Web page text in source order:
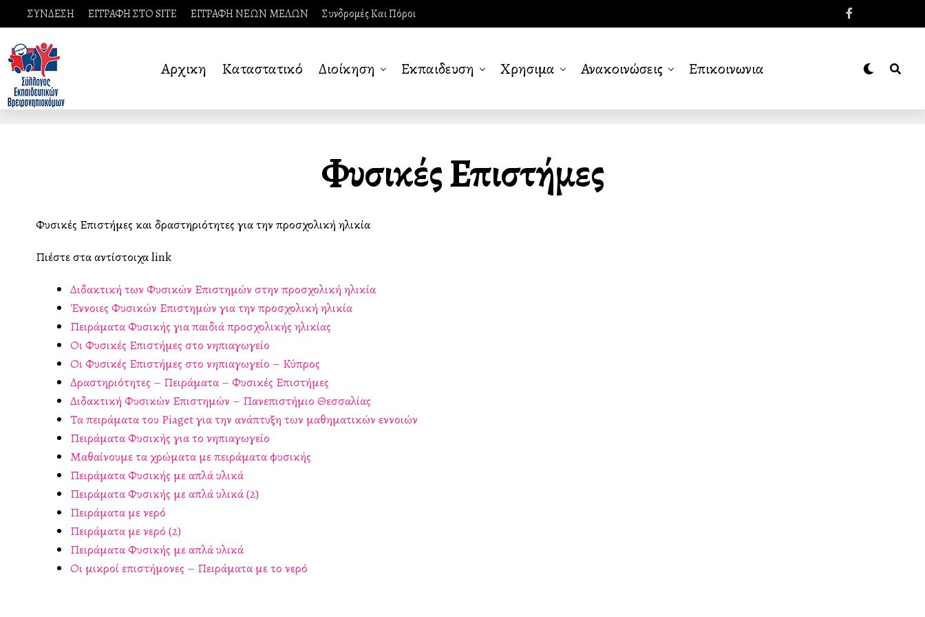
ΣΥΝΔΕΣΗ ΕΓΓΡΑΦΗ ΣΤΟ SITE ΕΓΓΡΑΦΗ ΝΕΩΝ ΜΕΛΩΝ Συνδρομές Και Πόροι
Αρχικη Καταστατικό Διοίκηση Εκπαιδευση Χρησιμα Ανακοινώσεις Επικοινωνια
Φυσικές Επιστήμες
Φυσικές Επιστήμες και δραστηριότητες για την προσχολική ηλικία
Πιέστε στα αντίστοιχα link
Διδακτική των Φυσικών Επιστημών στην προσχολική ηλικία
Έννοιες Φυσικών Επιστημών για την προσχολική ηλικία
Πειράματα Φυσικής για παιδιά προσχολικής ηλικίας
Οι Φυσικές Επιστήμες στο νηπιαγωγείο
Οι Φυσικές Επιστήμες στο νηπιαγωγείο – Κύπρος
Δραστηριότητες – Πειράματα – Φυσικές Επιστήμες
Διδακτική Φυσικών Επιστημών – Πανεπιστήμιο Θεσσαλίας
Τα πειράματα του Piaget για την ανάπτυξη των μαθηματικών εννοιών
Πειράματα Φυσικής για το νηπιαγωγείο
Μαθαίνουμε τα χρώματα με πειράματα φυσικής
Πειράματα Φυσικής με απλά υλικά
Πειράματα Φυσικής με απλά υλικά (2)
Πειράματα με νερό
Πειράματα με νερό (2)
Πειράματα Φυσικής με απλά υλικά
Οι μικροί επιστήμονες – Πειράματα με το νερό